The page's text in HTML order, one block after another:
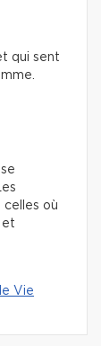
qui sent
où
et
Vie